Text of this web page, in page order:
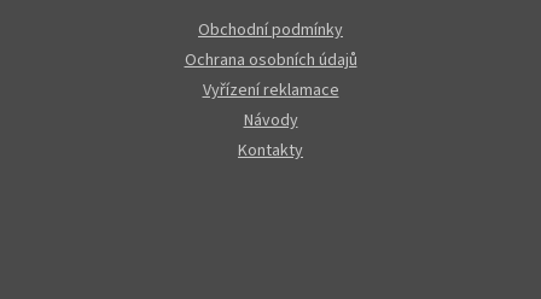
Obchodní podmínky
Ochrana osobních údajů
Vyřízení reklamace
Návody
Kontakty